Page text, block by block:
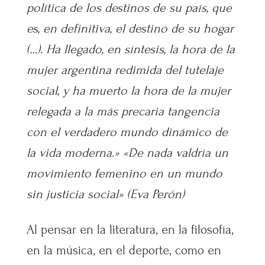
política de los destinos de su país, que
es, en definitiva, el destino de su hogar
(…). Ha llegado, en síntesis, la hora de la
mujer argentina redimida del tutelaje
social, y ha muerto la hora de la mujer
relegada a la más precaria tangencia
con el verdadero mundo dinámico de
la vida moderna.» «De nada valdría un
movimiento femenino en un mundo
sin justicia social» (Eva Perón)
Al pensar en la literatura, en la filosofía,
en la música, en el deporte, como en